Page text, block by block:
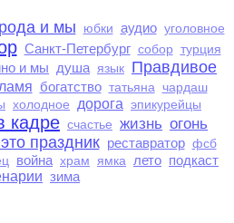
и мы юбки аудио уголовное
Санкт-Петербург собор турция
и мы душа язык Правдивое
богатство татьяна чардаш
холодное дорога эпикурейцы
кадре счастье жизнь огонь
праздник реставратор фсб
война храм ямка лето подкаст
зима